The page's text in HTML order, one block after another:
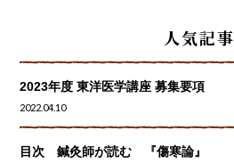
人気記事
2023年度 東洋医学講座 募集要項
2022.04.10
目次 鍼灸師が読む 『傷寒論』